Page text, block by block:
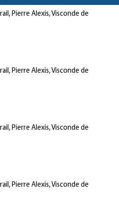
Pierre Alexis, Visconde de
Pierre Alexis, Visconde de
Pierre Alexis, Visconde de
Pierre Alexis, Visconde de